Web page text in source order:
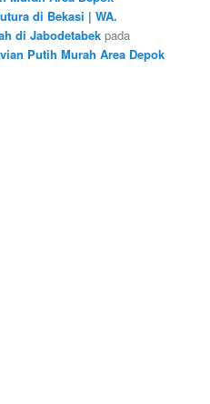
di Bekasi | WA.
di Jabodetabek pada
Putih Murah Area Depok